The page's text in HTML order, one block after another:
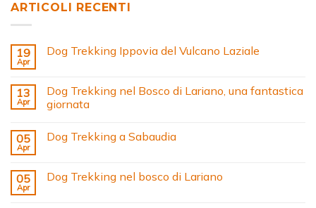
ARTICOLI RECENTI
19
Apr
Dog Trekking Ippovia del Vulcano Laziale
13
Apr
Dog Trekking nel Bosco di Lariano, una fantastica
giornata
05
Apr
Dog Trekking a Sabaudia
05
Apr
Dog Trekking nel bosco di Lariano